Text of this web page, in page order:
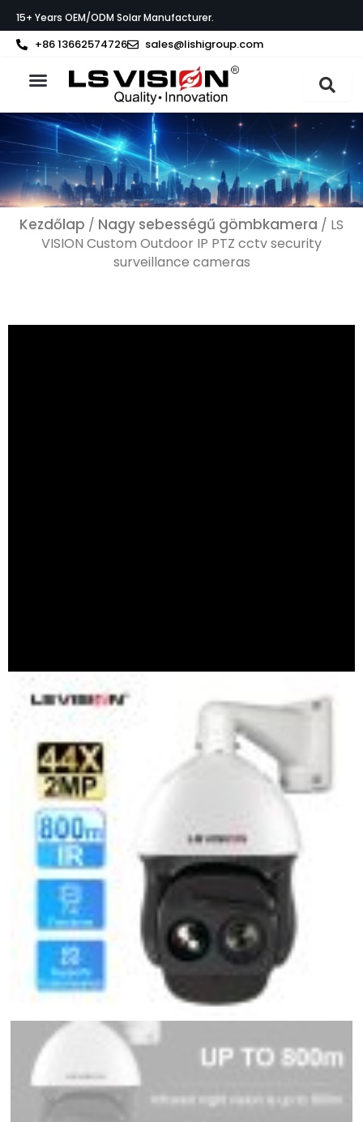
to
content
15+ Years OEM/ODM Solar Manufacturer.
+86 13662574726 sales@lishigroup.com
Kezdőlap / Nagy sebességű gömbkamera / LS
VISION Custom Outdoor IP PTZ cctv security
surveillance cameras